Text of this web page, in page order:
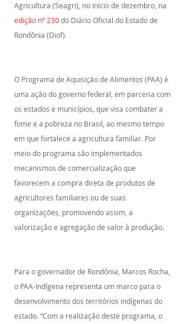
Agricultura (Seagri), no início de dezembro, na
edição nº 230 do Diário Oficial do Estado de
Rondônia (Diof).
O Programa de Aquisição de Alimentos (PAA) é
uma ação do governo federal, em parceria com
os estados e municípios, que visa combater a
fome e a pobreza no Brasil, ao mesmo tempo
em que fortalece a agricultura familiar. Por
meio do programa são implementados
mecanismos de comercialização que
favorecem a compra direta de produtos de
agricultores familiares ou de suas
organizações, promovendo assim, a
valorização e agregação de valor à produção.
Para o governador de Rondônia, Marcos Rocha,
o PAA-Indígena representa um marco para o
desenvolvimento dos territórios indígenas do
estado. “Com a realização deste programa, o